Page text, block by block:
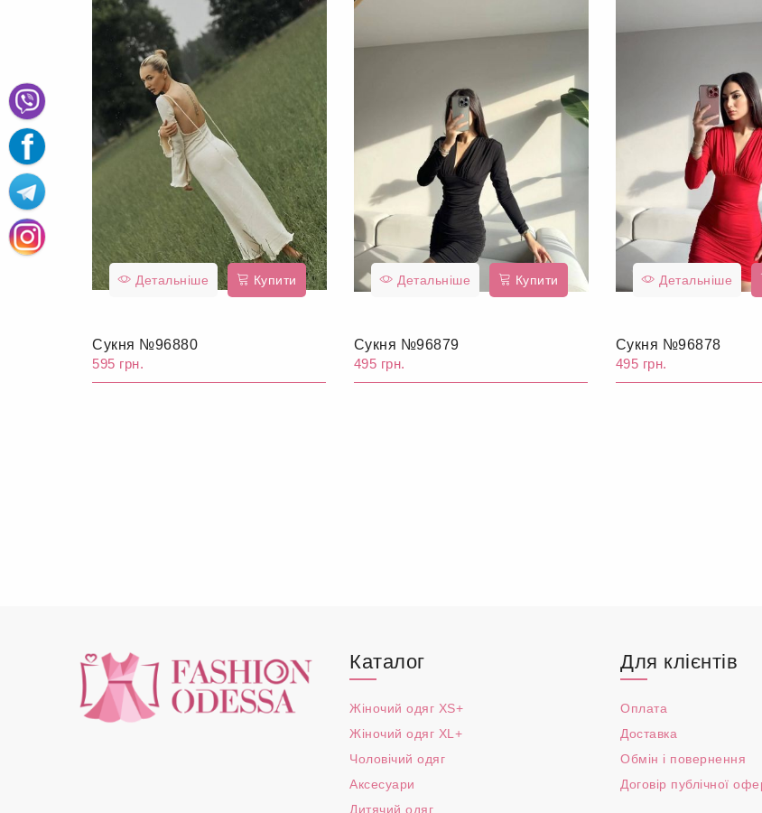
Детальніше Купити
Сукня №96880
595 грн.
Детальніше Купити
Сукня №96879
495 грн.
Детальніше
Сукня №96878
495 грн.
Каталог
Жіночий одяг XS+
Жіночий одяг XL+
Чоловічий одяг
Аксесуари
Дитячий одяг
Для клієнтів
Оплата
Доставка
Обмін і повернення
Договір публічної